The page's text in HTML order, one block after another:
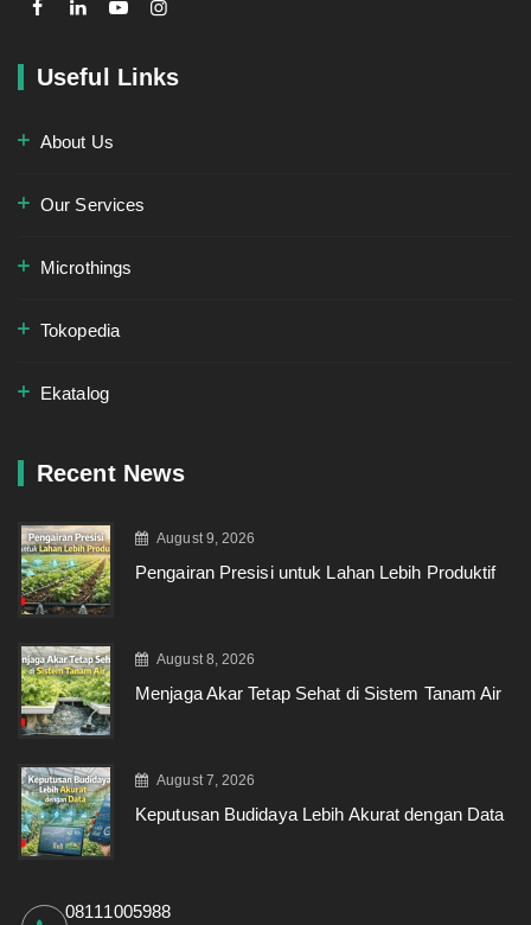
Useful Links
About Us
Our Services
Microthings
Tokopedia
Ekatalog
Recent News
August 9, 2026
Pengairan Presisi untuk Lahan Lebih Produktif
August 8, 2026
Menjaga Akar Tetap Sehat di Sistem Tanam Air
August 7, 2026
Keputusan Budidaya Lebih Akurat dengan Data
08111005988